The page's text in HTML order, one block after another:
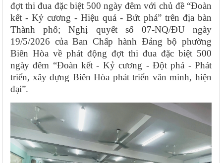
đợt thi đua đặc biệt 500 ngày đêm với chủ đề “Đoàn
kết - Kỷ cương - Hiệu quả - Bứt phá” trên địa bàn
Thành phố; Nghị quyết số 07-NQ/ĐU ngày
19/5/2026 của Ban Chấp hành Đảng bộ phường
Biên Hòa về phát động đợt thi đua đặc biệt 500
ngày đêm “Đoàn kết - Kỷ cương - Đột phá - Phát
triển, xây dựng Biên Hòa phát triển văn minh, hiện
đại”.